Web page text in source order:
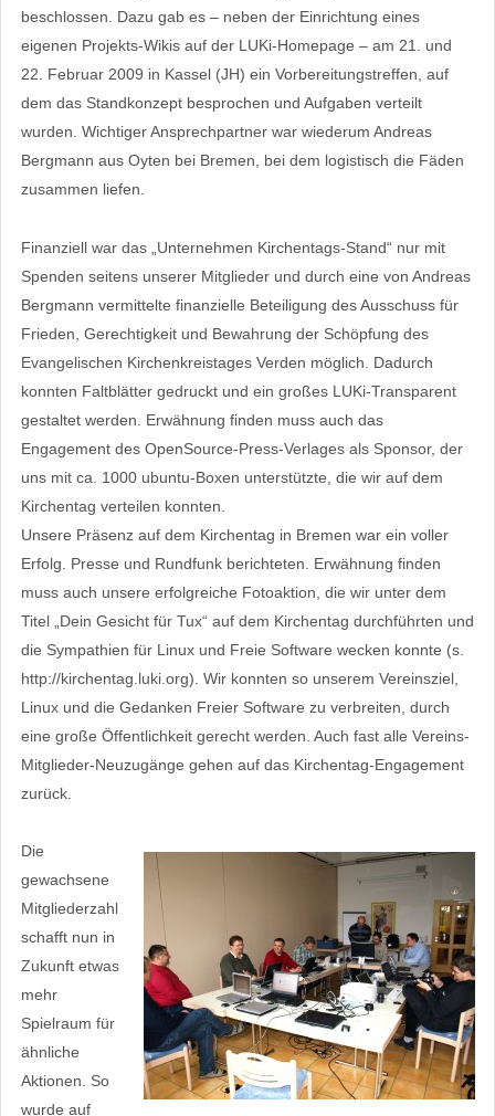
beschlossen. Dazu gab es – neben der Einrichtung eines
eigenen Projekts-Wikis auf der LUKi-Homepage – am 21. und
22. Februar 2009 in Kassel (JH) ein Vorbereitungstreffen, auf
dem das Standkonzept besprochen und Aufgaben verteilt
wurden. Wichtiger Ansprechpartner war wiederum Andreas
Bergmann aus Oyten bei Bremen, bei dem logistisch die Fäden
zusammen liefen.
Finanziell war das „Unternehmen Kirchentags-Stand“ nur mit
Spenden seitens unserer Mitglieder und durch eine von Andreas
Bergmann vermittelte finanzielle Beteiligung des Ausschuss für
Frieden, Gerechtigkeit und Bewahrung der Schöpfung des
Evangelischen Kirchenkreistages Verden möglich. Dadurch
konnten Faltblätter gedruckt und ein großes LUKi-Transparent
gestaltet werden. Erwähnung finden muss auch das
Engagement des OpenSource-Press-Verlages als Sponsor, der
uns mit ca. 1000 ubuntu-Boxen unterstützte, die wir auf dem
Kirchentag verteilen konnten.
Unsere Präsenz auf dem Kirchentag in Bremen war ein voller
Erfolg. Presse und Rundfunk berichteten. Erwähnung finden
muss auch unsere erfolgreiche Fotoaktion, die wir unter dem
Titel „Dein Gesicht für Tux“ auf dem Kirchentag durchführten und
die Sympathien für Linux und Freie Software wecken konnte (s.
http://kirchentag.luki.org). Wir konnten so unserem Vereinsziel,
Linux und die Gedanken Freier Software zu verbreiten, durch
eine große Öffentlichkeit gerecht werden. Auch fast alle Vereins-
Mitglieder-Neuzugänge gehen auf das Kirchentag-Engagement
zurück.
Die
gewachsene
Mitgliederzahl
schafft nun in
Zukunft etwas
mehr
Spielraum für
ähnliche
Aktionen. So
wurde auf